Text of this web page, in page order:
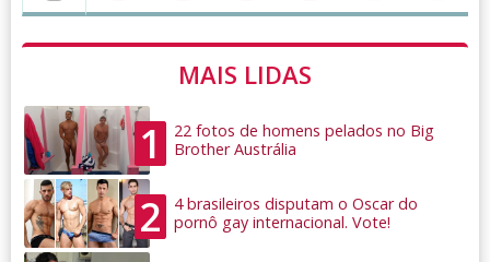
MAIS LIDAS
1
22 fotos de homens pelados no Big
Brother Austrália
2
4 brasileiros disputam o Oscar do
pornô gay internacional. Vote!